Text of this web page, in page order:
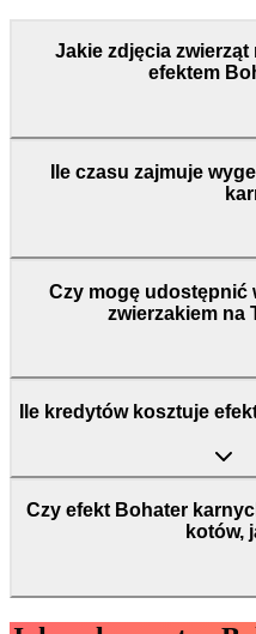
Jakie zdjęcia
efektem
Ile czasu zajmuje
Czy mogę udostępnić
zwierzakiem na
Ile kredytów kosztuje
Czy efekt Bohater
kotów,